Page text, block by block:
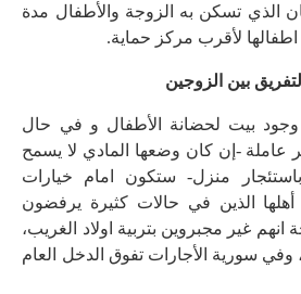
الذي تسكن به الزوجة والأطفال مدة
لأقرب مركز حماية.
بين الزوجين
بيت لحضانة الأطفال و في حال
عاملة -إن كان وضعها المادي لا يسمح
منزل- ستكون امام خيارات
الذين في حالات كثيرة يرفضون
انهم غير مجبروين بتربية اولاد الغريب،
وفي سورية الأجارات تفوق الدخل العام